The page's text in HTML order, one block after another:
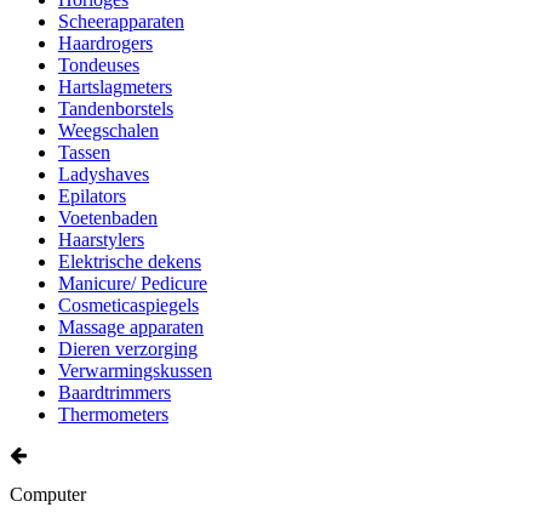
Scheerapparaten
Haardrogers
Tondeuses
Hartslagmeters
Tandenborstels
Weegschalen
Tassen
Ladyshaves
Epilators
Voetenbaden
Haarstylers
Elektrische dekens
Manicure/ Pedicure
Cosmeticaspiegels
Massage apparaten
Dieren verzorging
Verwarmingskussen
Baardtrimmers
Thermometers
Computer